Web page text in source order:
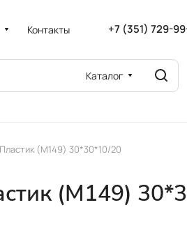
Контакты +7 (351) 729-
Каталог
(M149) 30*30*10/20
(M149)